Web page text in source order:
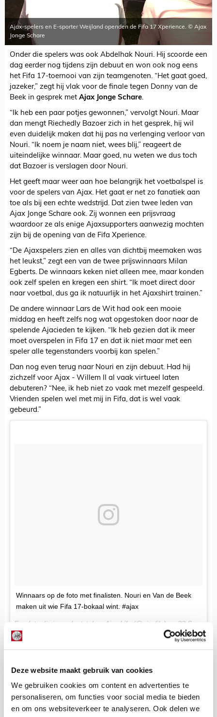
Deze website maakt gebruik van cookies
We gebruiken cookies om content en advertenties te
personaliseren, om functies voor social media te bieden
en om ons websiteverkeer te analyseren. Ook delen we
Ajax-spelers en E-sporter Weijland openden de Fifa 17 Xperience. © Ajax
Jonge Schare
Onder die spelers was ook Abdelhak Nouri. Hij scoorde een
dag eerder nog tijdens zijn debuut en won ook nog eens
het Fifa 17-toernooi van zijn teamgenoten. “Het gaat goed,
jazeker,” zegt hij vlak voor de finale tegen Donny van de
Beek in gesprek met Ajax Jonge Schare.
“Ik heb een paar potjes gewonnen,” vervolgt Nouri. Maar
dan mengt Riechedly Bazoer zich in het gesprek, hij wil
even duidelijk maken dat hij pas na verlenging verloor van
Nouri. “Ik noem je naam niet, wees blij,” reageert de
uiteindelijke winnaar. Maar goed, nu weten we dus toch
dat Bazoer is verslagen door Nouri.
Het geeft maar weer aan hoe belangrijk het voetbalspel is
voor de spelers van Ajax. Het gaat er net zo fanatiek aan
toe als bij een echte wedstrijd. Dat zien twee leden van
Ajax Jonge Schare ook. Zij wonnen een prijsvraag
waardoor ze als enige Ajaxsupporters aanwezig mochten
zijn bij de opening van de Fifa Xperience.
“De Ajaxspelers zien en alles van dichtbij meemaken was
het leukst,” zegt een van de twee prijswinnaars Milan
Egberts. De winnaars keken niet alleen mee, maar konden
ook zelf spelen en kregen een shirt. “Ik moet direct door
naar voetbal, dus ga ik natuurlijk in het Ajaxshirt trainen.”
De andere winnaar Lars de Wit had ook een mooie
middag en heeft zelfs nog wat opgestoken door naar de
spelende Ajacieden te kijken. “Ik heb gezien dat ik meer
moet overspelen in Fifa 17 en dat ik niet maar met een
speler alle tegenstanders voorbij kan spelen.”
Dan nog even terug naar Nouri en zijn debuut. Had hij
zichzelf voor Ajax - Willem II al vaak virtueel laten
debuteren? “Nee, ik heb niet zo vaak met mezelf gespeeld.
Vrienden spelen wel met mij in Fifa, dat is wel vaak
gebeurd.”
Winnaars op de foto met finalisten. Nouri en Van de Beek
maken uit wie Fifa 17-bokaal wint. #ajax
Een foto die is geplaatst door Ajax Life (@ajaxlife) op 22 Sep 2016 om 7:10 PDT
Bekijk alle berichten van De Redactie